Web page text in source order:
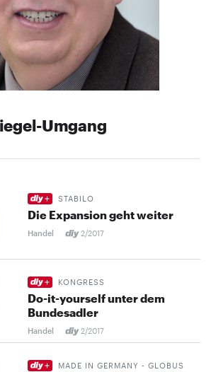
Umgang
STABILO
Die Expansion geht weiter
Handel 2/2017
KONGRESS
Do-it-yourself unter dem
Bundesadler
Handel 2/2017
MADE IN GERMANY - GLOBUS